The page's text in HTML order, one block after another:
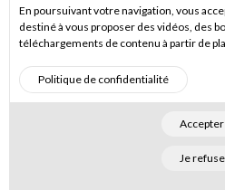
En poursuivant votre navigation, vous
destiné à vous proposer des vidéos, des
téléchargements de contenu à partir de
Politique de confidentialité
Accepter
Je refuse